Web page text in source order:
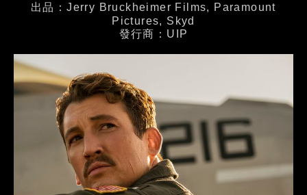
出品：Jerry Bruckheimer Films, Paramount
Pictures, Skyd
發行商：UIP